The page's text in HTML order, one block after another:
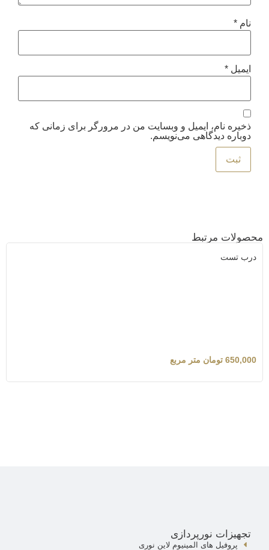
نام *
ایمیل *
ذخیره نام، ایمیل و وبسایت من در مرورگر برای زمانی که
دوباره دیدگاهی می‌نویسم.
محصولات مرتبط
درب تست
650,000 تومان متر مربع
تجهیزات نورپردازی
پروفیل های المینیوم لاین نوری